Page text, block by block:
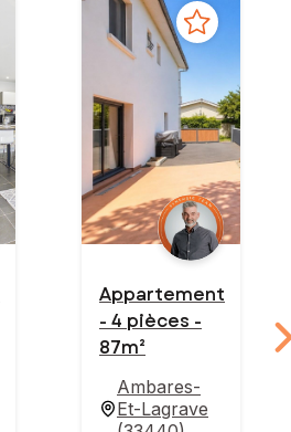
Appartement
- 4 pièces -
87m²
Ambares-
Et-Lagrave